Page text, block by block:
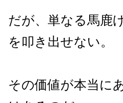
だが、単なる馬鹿
を叩き出せない。
その価値が本当に